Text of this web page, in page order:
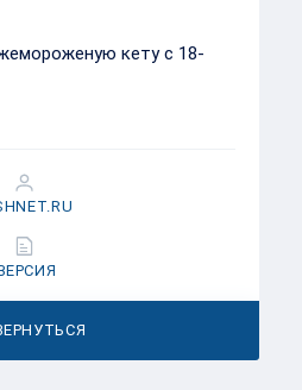
кету с 18-